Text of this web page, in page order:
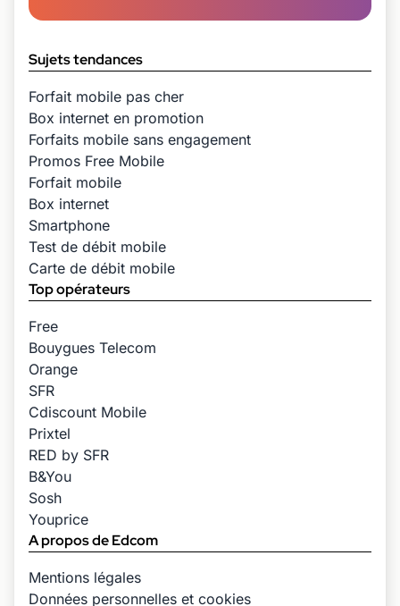
Sujets tendances
Forfait mobile pas cher
Box internet en promotion
Forfaits mobile sans engagement
Promos Free Mobile
Forfait mobile
Box internet
Smartphone
Test de débit mobile
Carte de débit mobile
Top opérateurs
Free
Bouygues Telecom
Orange
SFR
Cdiscount Mobile
Prixtel
RED by SFR
B&You
Sosh
Youprice
A propos de Edcom
Mentions légales
Données personnelles et cookies